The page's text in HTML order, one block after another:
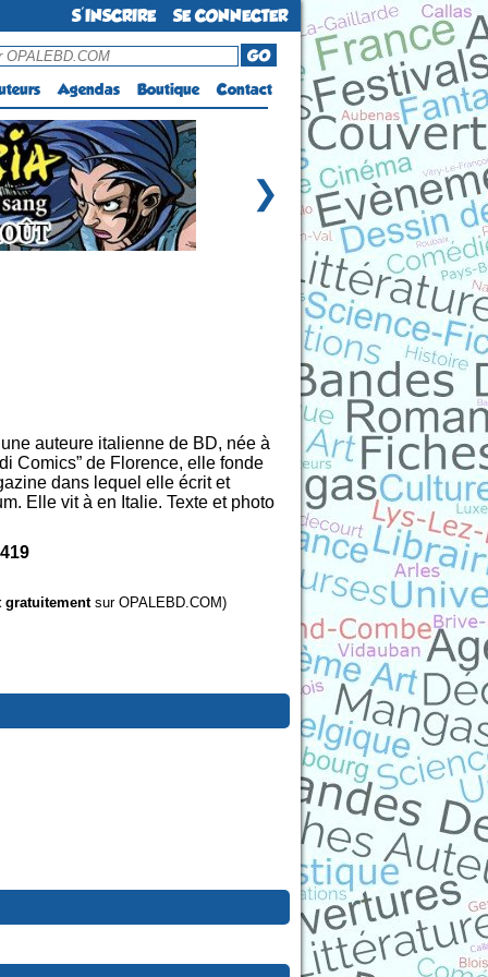
S'INSCRIRE SE CONNECTER
GO
Agendas Boutique Contact
❯
auteure italienne de BD, née à
Comics” de Florence, elle fonde
dans lequel elle écrit et
Elle vit à en Italie. Texte et photo
419
sur OPALEBD.COM)